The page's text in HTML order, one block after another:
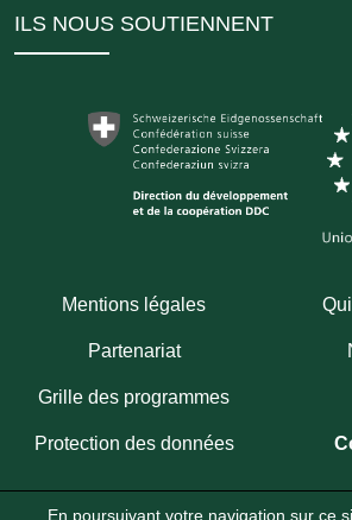
En poursuivant votre navigation sur ce
ILS NOUS SOUTIENNENT
Mentions légales
Partenariat
Grille des programmes
Protection des données